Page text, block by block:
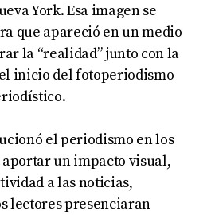
York. Esa imagen se
que apareció en un medio
la “realidad” junto con la
inicio del fotoperiodismo
el periodismo en los
aportar un impacto visual,
a las noticias,
lectores presenciaran